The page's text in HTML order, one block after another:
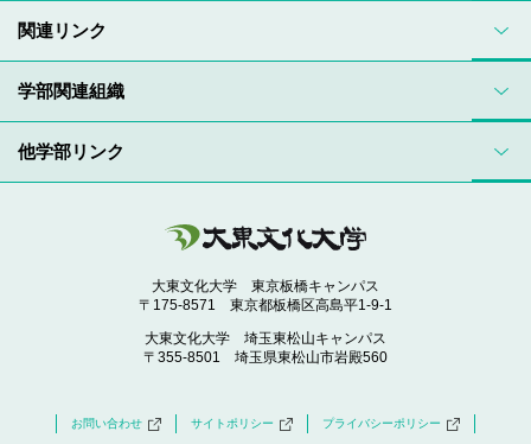
学部関連組織
他学部リンク
大東文化大学 東京板橋キャンパス
〒175-8571 東京都板橋区高島平1-9-1
大東文化大学 埼玉東松山キャンパス
〒355-8501 埼玉県東松山市岩殿560
お問い合わせ サイトポリシー プライバシーポリシー
関連リンク